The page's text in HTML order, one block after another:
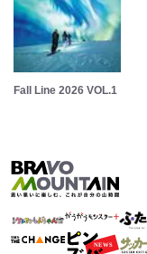
Fall Line 2026 VOL.1